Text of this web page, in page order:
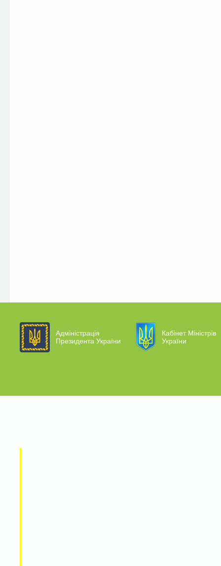
Адміністрація
Президента України
Кабінет Міністрів
України